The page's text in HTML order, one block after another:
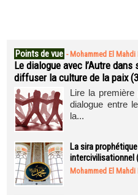
Points de vue - Mohammed El Mahdi
Le dialogue avec l’Autre
diffuser la culture de la paix
Lire la
dialogue entre
la...
La sira
intercivilisationnel
Mohammed El Mahdi